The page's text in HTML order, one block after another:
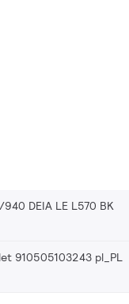
DEIA LE L570 BK
910505103243 pl_PL